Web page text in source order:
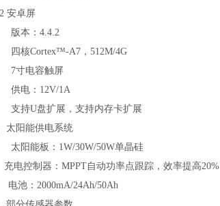
安卓屏
本：4.4.2
核Cortex™-A7，512M/4G
寸电容触屏
电：12V/1A
持U盘扩展，支持内存卡扩展
太阳能供电系统
阳能板：1W/30W/50W单晶硅
电控制器：MPPT自动功率点跟踪，效率提高20%
电池：2000mA/24Ah/50Ah